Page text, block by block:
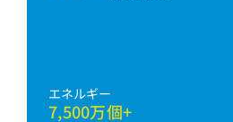
エネルギー
7,500万個+